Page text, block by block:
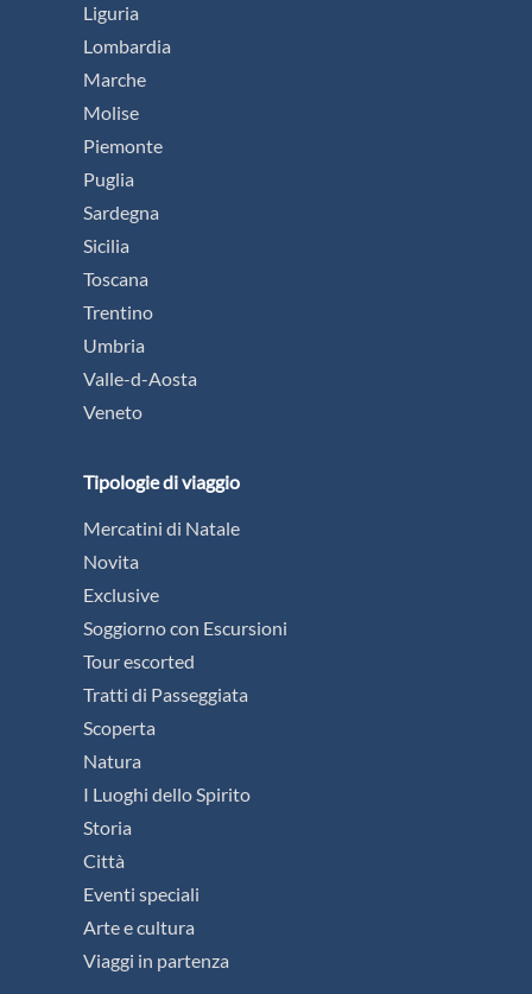
Liguria
Lombardia
Marche
Molise
Piemonte
Puglia
Sardegna
Sicilia
Toscana
Trentino
Umbria
Valle-d-Aosta
Veneto
Tipologie di viaggio
Mercatini di Natale
Novita
Exclusive
Soggiorno con Escursioni
Tour escorted
Tratti di Passeggiata
Scoperta
Natura
I Luoghi dello Spirito
Storia
Città
Eventi speciali
Arte e cultura
Viaggi in partenza